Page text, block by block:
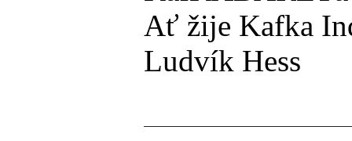
Ať žije Kafka
Ludvík Hess